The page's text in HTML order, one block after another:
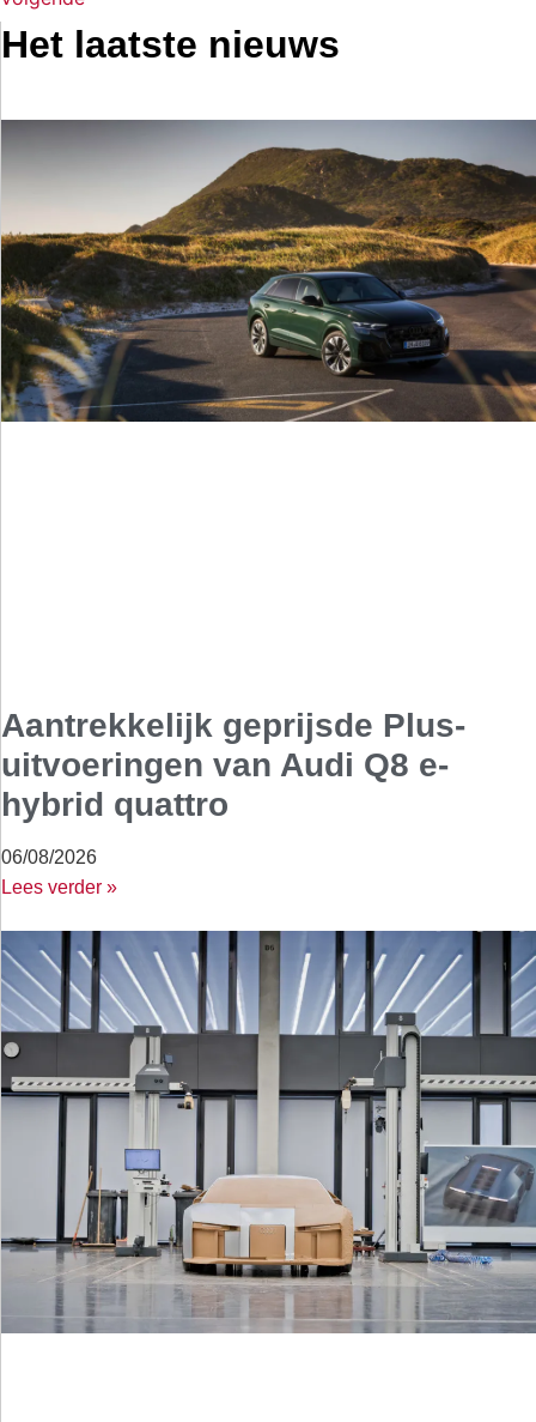
Het laatste nieuws
Aantrekkelijk geprijsde Plus-
uitvoeringen van Audi Q8 e-
hybrid quattro
06/08/2026
Lees verder »